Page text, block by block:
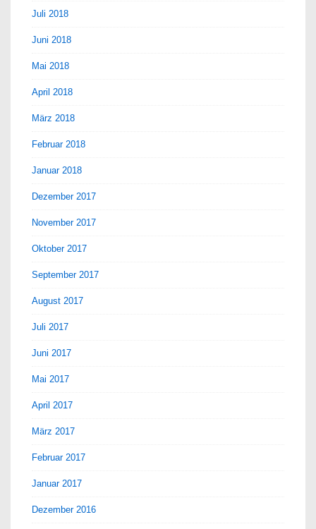
Juli 2018
Juni 2018
Mai 2018
April 2018
März 2018
Februar 2018
Januar 2018
Dezember 2017
November 2017
Oktober 2017
September 2017
August 2017
Juli 2017
Juni 2017
Mai 2017
April 2017
März 2017
Februar 2017
Januar 2017
Dezember 2016